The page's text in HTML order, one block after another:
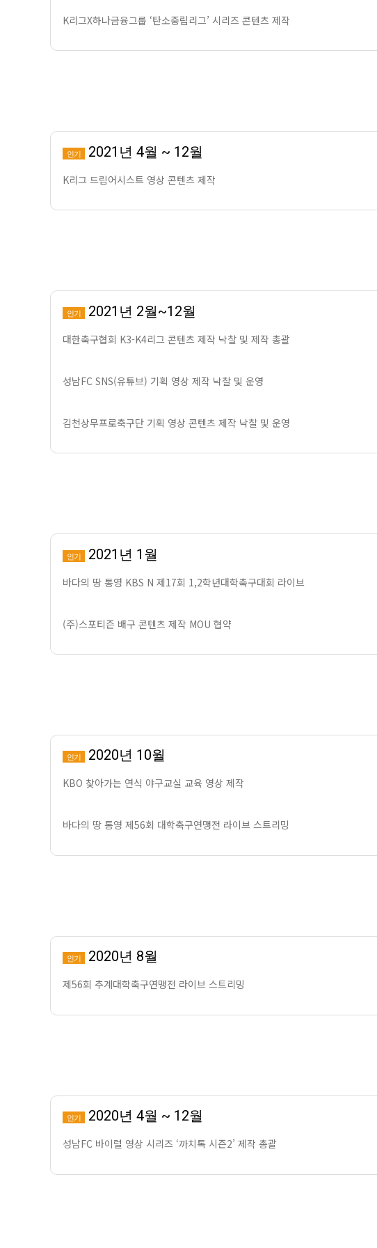
K리그X하나금융그룹 ‘탄소중립리그’ 시리즈 콘텐츠 제작
인기 2021년 4월 ~ 12월
K리그 드림어시스트 영상 콘텐츠 제작
인기 2021년 2월~12월
대한축구협회 K3-K4리그 콘텐츠 제작 낙찰 및 제작 총괄
성남FC SNS(유튜브) 기획 영상 제작 낙찰 및 운영
김천상무프로축구단 기획 영상 콘텐츠 제작 낙찰 및 운영
인기 2021년 1월
바다의 땅 통영 KBS N 제17회 1,2학년대학축구대회 라이브
(주)스포티즌 배구 콘텐츠 제작 MOU 협약
인기 2020년 10월
KBO 찾아가는 연식 야구교실 교육 영상 제작
바다의 땅 통영 제56회 대학축구연맹전 라이브 스트리밍
인기 2020년 8월
제56회 추계대학축구연맹전 라이브 스트리밍
인기 2020년 4월 ~ 12월
성남FC 바이럴 영상 시리즈 ‘까치톡 시즌2’ 제작 총괄